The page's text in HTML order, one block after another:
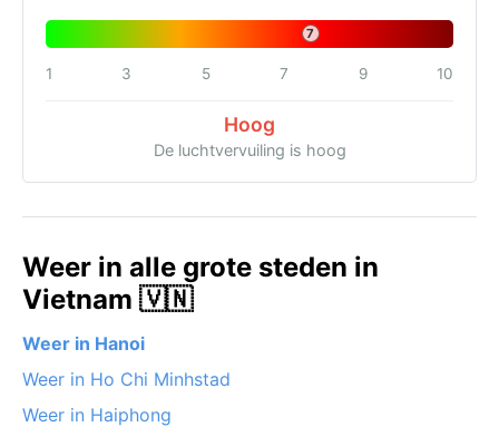
7
1 3 5 7 9 10
Hoog
De luchtvervuiling is hoog
Weer in alle grote steden in
Vietnam 🇻🇳
Weer in Hanoi
Weer in Ho Chi Minhstad
Weer in Haiphong